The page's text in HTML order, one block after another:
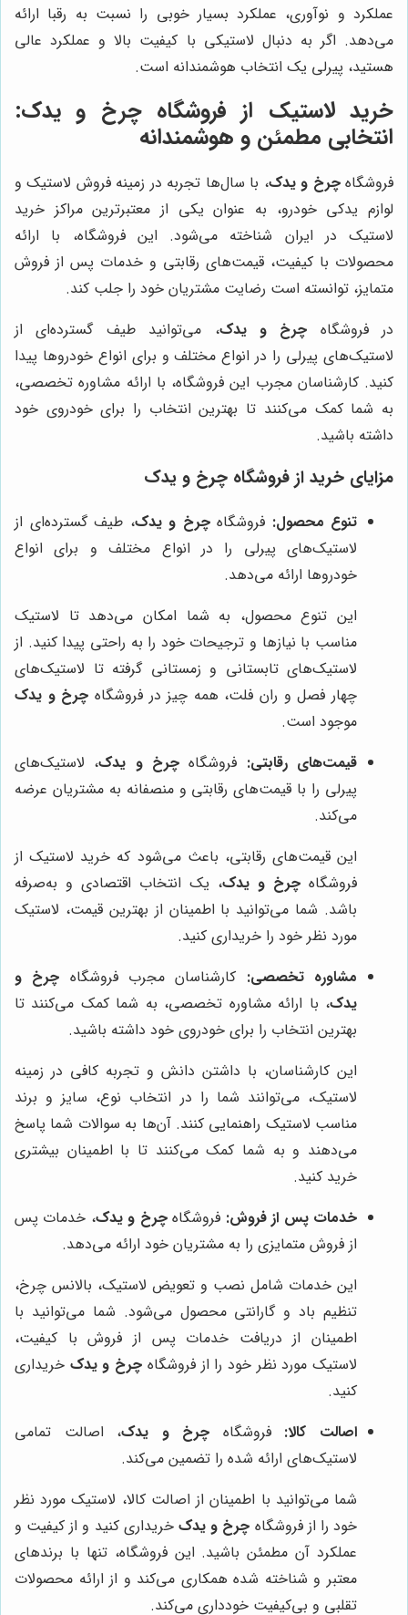
عملکرد و نوآوری، عملکرد بسیار خوبی را نسبت به رقبا ارائه
می‌دهد. اگر به دنبال لاستیکی با کیفیت بالا و عملکرد عالی
هستید، پیرلی یک انتخاب هوشمندانه است.
خرید لاستیک از فروشگاهچرخ و یدک:
انتخابی مطمئن و هوشمندانه
فروشگاهچرخ و یدک، با سال‌ها تجربه در زمینه فروش لاستیک و
لوازم یدکی خودرو، به عنوان یکی از معتبرترین مراکز خرید
لاستیک در ایران شناخته می‌شود. این فروشگاه، با ارائه
محصولات با کیفیت، قیمت‌های رقابتی و خدمات پس از فروش
متمایز، توانسته است رضایت مشتریان خود را جلب کند.
در فروشگاه چرخ و یدک، می‌توانید طیف گسترده‌ای از
لاستیک‌های پیرلی را در انواع مختلف و برای انواع خودروها پیدا
کنید. کارشناسان مجرب این فروشگاه، با ارائه مشاوره تخصصی،
به شما کمک می‌کنند تا بهترین انتخاب را برای خودروی خود
داشته باشید.
مزایای خرید از فروشگاه چرخ و یدک
تنوع محصول: فروشگاهچرخ و یدک، طیف گسترده‌ای از
لاستیک‌های پیرلی را در انواع مختلف و برای انواع
خودروها ارائه می‌دهد.
این تنوع محصول، به شما امکان می‌دهد تا لاستیک
مناسب با نیازها و ترجیحات خود را به راحتی پیدا کنید. از
لاستیک‌های تابستانی و زمستانی گرفته تا لاستیک‌های
چهار فصل و ران فلت، همه چیز در فروشگاه چرخ و یدک
موجود است.
قیمت‌های رقابتی: فروشگاه چرخ و یدک، لاستیک‌های
پیرلی را با قیمت‌های رقابتی و منصفانه به مشتریان عرضه
می‌کند.
این قیمت‌های رقابتی، باعث می‌شود که خرید لاستیک از
فروشگاه چرخ و یدک، یک انتخاب اقتصادی و به‌صرفه
باشد. شما می‌توانید با اطمینان از بهترین قیمت، لاستیک
مورد نظر خود را خریداری کنید.
مشاوره تخصصی: کارشناسان مجرب فروشگاه چرخ و
یدک، با ارائه مشاوره تخصصی، به شما کمک می‌کنند تا
بهترین انتخاب را برای خودروی خود داشته باشید.
این کارشناسان، با داشتن دانش و تجربه کافی در زمینه
لاستیک، می‌توانند شما را در انتخاب نوع، سایز و برند
مناسب لاستیک راهنمایی کنند. آن‌ها به سوالات شما پاسخ
می‌دهند و به شما کمک می‌کنند تا با اطمینان بیشتری
خرید کنید.
خدمات پس از فروش: فروشگاهچرخ و یدک، خدمات پس
از فروش متمایزی را به مشتریان خود ارائه می‌دهد.
این خدمات شامل نصب و تعویض لاستیک، بالانس چرخ،
تنظیم باد و گارانتی محصول می‌شود. شما می‌توانید با
اطمینان از دریافت خدمات پس از فروش با کیفیت،
لاستیک مورد نظر خود را از فروشگاه چرخ و یدک خریداری
کنید.
اصالت کالا: فروشگاه چرخ و یدک، اصالت تمامی
لاستیک‌های ارائه شده را تضمین می‌کند.
شما می‌توانید با اطمینان از اصالت کالا، لاستیک مورد نظر
خود را از فروشگاه چرخ و یدک خریداری کنید و از کیفیت و
عملکرد آن مطمئن باشید. این فروشگاه، تنها با برندهای
معتبر و شناخته شده همکاری می‌کند و از ارائه محصولات
تقلبی و بی‌کیفیت خودداری می‌کند.